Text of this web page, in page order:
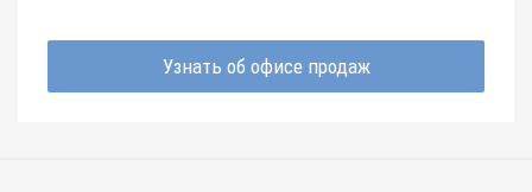
Узнать об офисе продаж